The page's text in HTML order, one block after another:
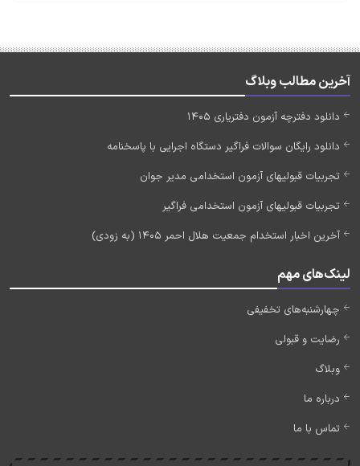
آخرین مطالب وبلاگ
دانلود دفترچه آزمون دفتریاری 1405
دانلود رایگان سوالات فراگیر دستگاه اجرایی با پاسخنامه
تجربیات قبولیهای آزمون استخدامی مدیر جوان
تجربیات قبولیهای آزمون استخدامی فراگیر
آخرین اخبار استخدام جمعیت هلال احمر 1405 (به زودی)
لینک‌های مهم
چهارشنبه‌های تخفیفی
رضایت و قبولی
وبلاگ
درباره ما
تماس با ما